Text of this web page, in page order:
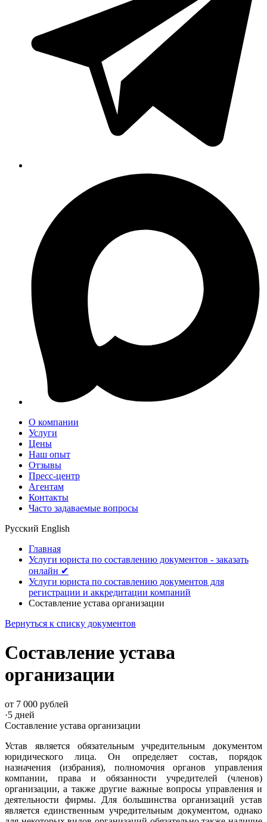
О компании
Услуги
Цены
Наш опыт
Отзывы
Пресс-центр
Агентам
Контакты
Часто задаваемые вопросы
Русский English
Главная
Услуги юриста по составлению документов - заказать
онлайн ✔
Услуги юриста по составлению документов для
регистрации и аккредитации компаний
Составление устава организации
Вернуться к списку документов
Составление устава
организации
от 7 000 рублей
·5 дней
Составление устава организации
Устав является обязательным учредительным документом
юридического лица. Он определяет состав, порядок
назначения (избрания), полномочия органов управления
компании, права и обязанности учредителей (членов)
организации, а также другие важные вопросы управления и
деятельности фирмы. Для большинства организаций устав
является единственным учредительным документом, однако